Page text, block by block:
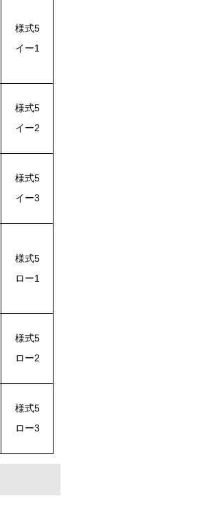
様式5
イー1
様式5
イー2
様式5
イー3
様式5
ロー1
様式5
ロー2
様式5
ロー3